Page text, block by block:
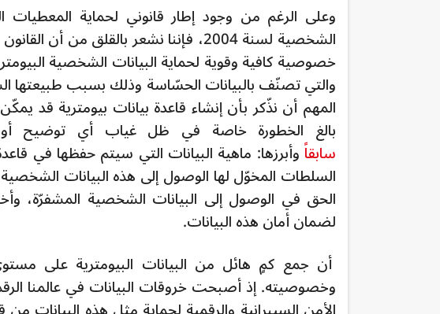
وعلى الرغم من وجود إطار قانوني لحماية
الشخصية لسنة 2004، فإننا نشعر
خصوصية كافية وقوية لحماية البيانات الشخصية
والتي تصنّف بالبيانات الحسّاسة وذلك بسبب طبيعتها
المهم أن نذّكر بأن إنشاء قاعدة بيانات بيومترية قد
بالغ الخطورة خاصة في ظل غياب أي توضيح
سابقاًوأبرزها: ماهية البيانات التي سيتم حفظها في
السلطات المخوّل لها الوصول إلى هذه البيانات
الحق في الوصول إلى البيانات الشخصية المشفرّة،
لضمان أمان هذه البيانات.
أن جمع كمٍ هائل من البيانات البيومترية على
وخصوصيته. إذ أصبحت خروقات البيانات في عالمنا